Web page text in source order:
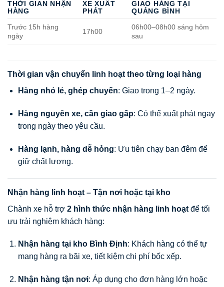
THỜI GIAN NHẬN
HÀNG
XE XUẤT
PHÁT
GIAO HÀNG TẠI
QUẢNG BÌNH
Trước 15h hàng
ngày
17h00
06h00–08h00 sáng hôm
sau
Thời gian vận chuyển linh hoạt theo từng loại hàng
Hàng nhỏ lẻ, ghép chuyến: Giao trong 1–2 ngày.
Hàng nguyên xe, cần giao gấp: Có thể xuất phát ngay
trong ngày theo yêu cầu.
Hàng lạnh, hàng dễ hỏng: Ưu tiên chạy ban đêm để
giữ chất lượng.
Nhận hàng linh hoạt – Tận nơi hoặc tại kho
Chành xe hỗ trợ 2 hình thức nhận hàng linh hoạt để tối
ưu trải nghiệm khách hàng:
Nhận hàng tại kho Bình Định: Khách hàng có thể tự
mang hàng ra bãi xe, tiết kiệm chi phí bốc xếp.
Nhận hàng tận nơi: Áp dụng cho đơn hàng lớn hoặc